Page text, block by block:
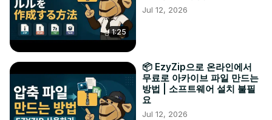
1:25
Jul 12, 2026
📦 EzyZip으로 온라인에서
무료로 아카이브 파일 만드는
방법 | 소프트웨어 설치 불필
요
Jul 12, 2026